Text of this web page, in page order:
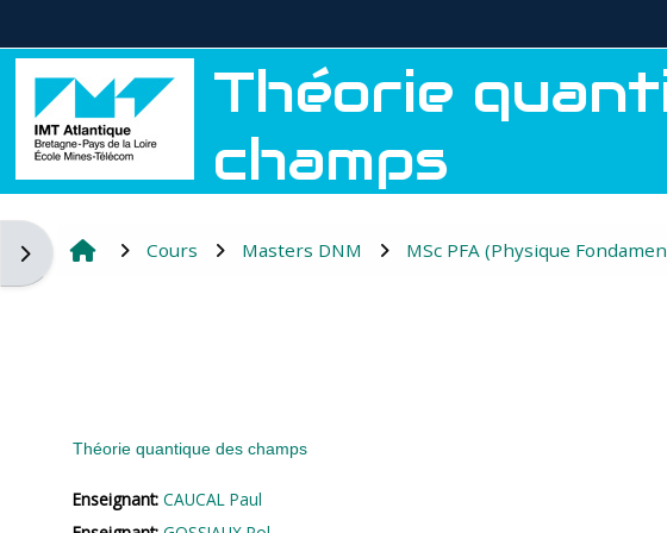
Théorie
champs
Ouvrir le tiroir des blocs
Cours Masters DNM MSc PFA (Physique
Théorie quantique des champs
Enseignant:CAUCAL Paul